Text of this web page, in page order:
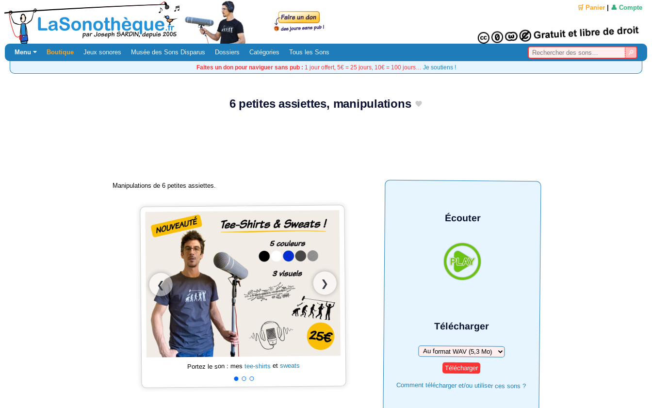
🛒 Panier 👤 Compte
Menu ⏷ Boutique Jeux sonores Musée des Sons Disparus Dossiers Catégories Tous les Sons
Faites un don pour naviguer sans pub : 1 jour offert, 5€ = 25 jours, 10€ = 100 jours… Je soutiens !
6 petites assiettes, manipulations
Écouter
Télécharger
Télécharger
Comment télécharger et/ou utiliser ces sons ?
Manipulations de 6 petites assiettes.
❮ ❯
Portez le son : mestee-shirts etsweats